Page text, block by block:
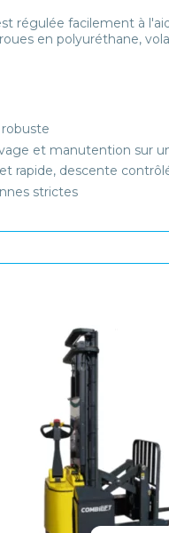
régulée facilement à
en polyuréthane,
robuste
et manutention sur
rapide, descente
strictes